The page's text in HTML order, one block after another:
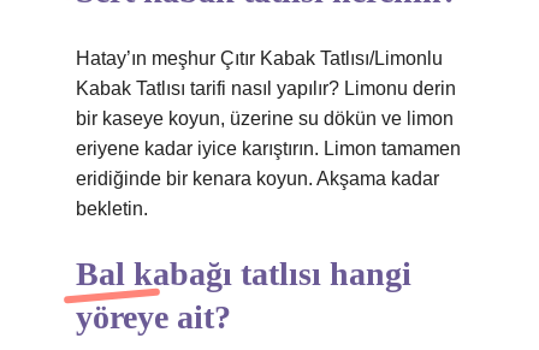
Hatay’ın meşhur Çıtır Kabak Tatlısı/Limonlu
Kabak Tatlısı tarifi nasıl yapılır? Limonu derin
bir kaseye koyun, üzerine su dökün ve limon
eriyene kadar iyice karıştırın. Limon tamamen
eridiğinde bir kenara koyun. Akşama kadar
bekletin.
Bal kabağı tatlısı hangi
yöreye ait?